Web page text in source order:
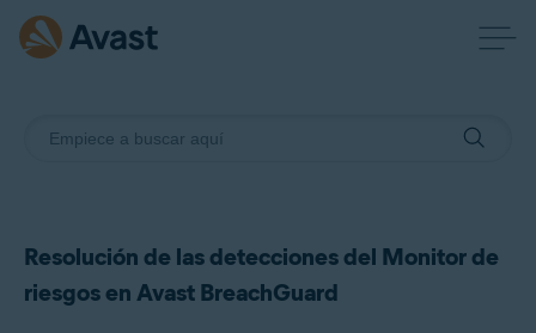
Resolución de las detecciones del Monitor de
riesgos en Avast BreachGuard